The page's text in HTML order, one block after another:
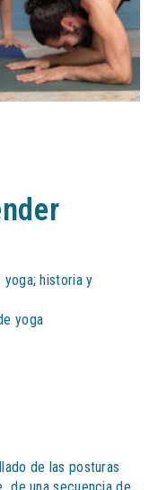
yoga; historia y
yoga
de las posturas